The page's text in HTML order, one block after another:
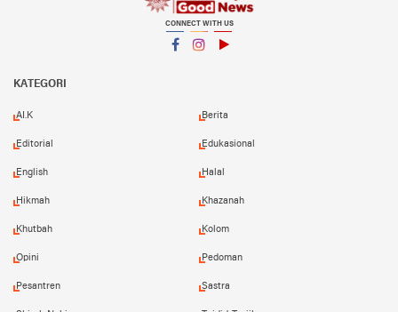
CONNECT WITH US
KATEGORI
AI.K Berita
Editorial Edukasional
English Halal
Hikmah Khazanah
Khutbah Kolom
Opini Pedoman
Pesantren Sastra